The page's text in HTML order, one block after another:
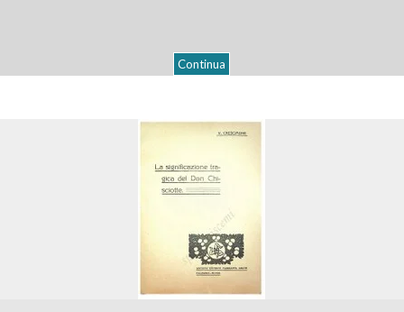
Continua